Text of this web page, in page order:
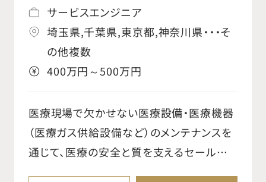
ーション維持 ○主要顧客との関係構築およ
び維持、新規顧客開拓 ○市場動向、競合他
社分析に基づいた戦略的アプローチの策定
○製品知識を深め、顧客への適切な提案と
ケティング、カスタマーサービスなど）との連
携。* 売上予測、予算管理、および報告書作
成 ○コンプライアンス遵守および倫理的な
サービスエンジニア
埼玉県,千葉県,東京都,神奈川県・・・そ
の他複数
400万円～500万円
医療現場で欠かせない医療設備・医療機器
（医療ガス供給設備など）のメンテナンスを
通じて、医療の安全と質を支えるセールスエ